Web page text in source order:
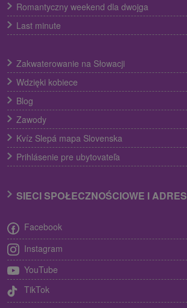
Romantyczny weekend dla dwojga
Last minute
Zakwaterowanie na Słowacji
Wdzięki kobiece
Blog
Zawody
Kvíz Slepá mapa Slovenska
Prihlásenie pre ubytovateľa
SIECI SPOŁECZNOŚCIOWE I ADRES
Facebook
Instagram
YouTube
TikTok